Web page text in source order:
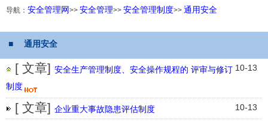
导航： 安全管理网>> 安全管理>> 安全管理制度>> 通用安全
■ 通用安全
10-13
[ 文章] 安全生产管理制度、安全操作规程的 评审与修订
制度
10-13
[ 文章] 企业重大事故隐患评估制度